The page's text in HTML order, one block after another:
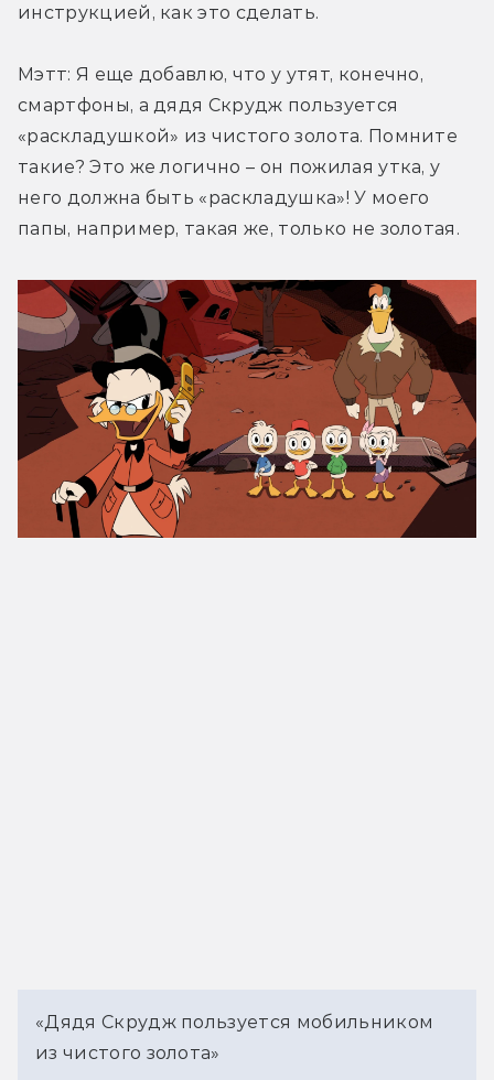
инструкцией, как это сделать.
Мэтт: Я еще добавлю, что у утят, конечно,
смартфоны, а дядя Скрудж пользуется
«раскладушкой» из чистого золота. Помните
такие? Это же логично – он пожилая утка, у
него должна быть «раскладушка»! У моего
папы, например, такая же, только не золотая.
«Дядя Скрудж пользуется мобильником
из чистого золота»